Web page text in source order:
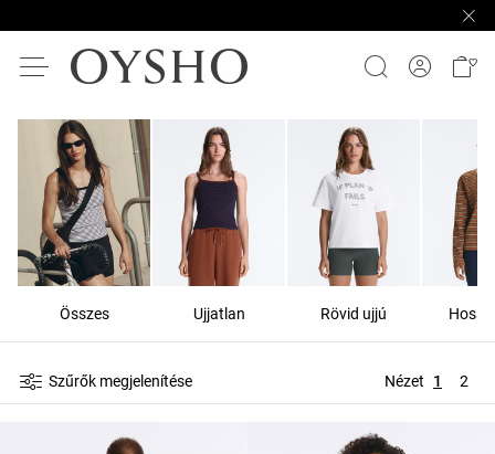
Összes Ujjatlan Rövid ujjú
Szűrők megjelenítése Nézet 1 2